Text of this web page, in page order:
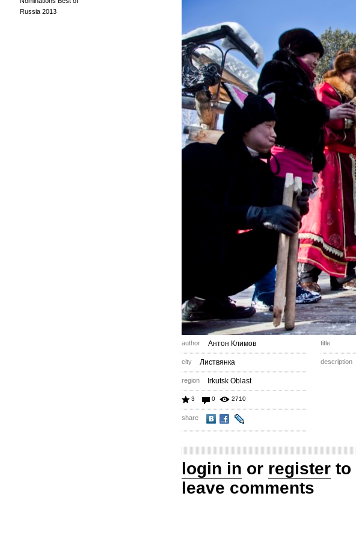
Russia 2013
author Антон Климов
city Листвянка
region Irkutsk Oblast
3 0 2710
share
title
description
login in or register to
leave comments